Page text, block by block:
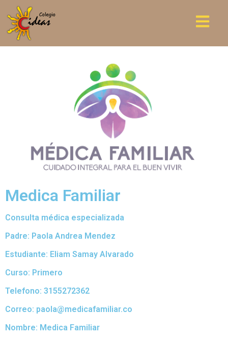
Medica Familiar
Consulta médica especializada
Padre: Paola Andrea Mendez
Estudiante: Eliam Samay Alvarado
Curso: Primero
Telefono: 3155272362
Correo: paola@medicafamiliar.co
Nombre: Medica Familiar